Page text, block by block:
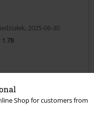
Shop for customers from
2025-06-30